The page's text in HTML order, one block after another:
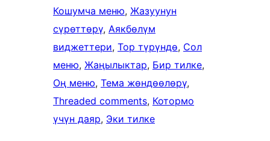
Кошумча меню, Жазуунун
сүрөттөрү, Аякбөлүм
виджеттери, Тор түрүндө, Сол
меню, Жаңылыктар, Бир тилке
Оң меню, Тема жөндөөлөрү
Threaded comments, Котормо
үчүн даяр, Эки тилке